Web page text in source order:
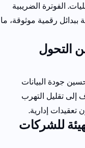
الفوترة الضريبية
ببدائل رقمية موثوقة، ما
التحول
جودة البيانات
إلى تقليل التهرب
تعقيدات إدارية.
للشركات